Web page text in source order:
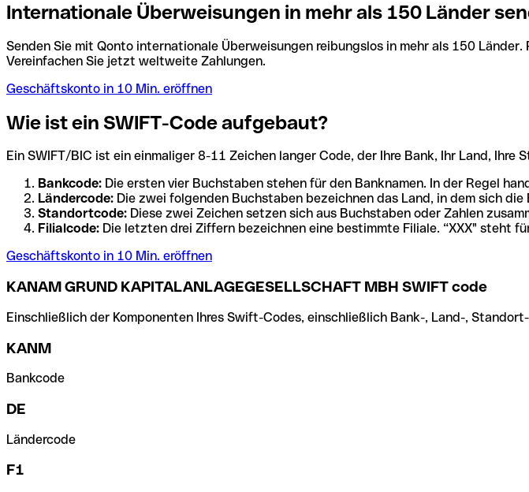
Internationale Überweisungen in mehr als 150 Länder
Senden Sie mit Qonto internationale Überweisungen reibungslos in mehr als 150
Vereinfachen Sie jetzt weltweite Zahlungen.
Geschäftskonto in 10 Min. eröffnen
Wie ist ein SWIFT-Code aufgebaut?
Ein SWIFT/BIC ist ein einmaliger 8-11 Zeichen langer Code, der Ihre Bank, Ihr Land, Ihre
Bankcode: Die ersten vier Buchstaben stehen für den Banknamen. In der Regel
Ländercode: Die zwei folgenden Buchstaben bezeichnen das Land, in dem sich
Standortcode: Diese zwei Zeichen setzen sich aus Buchstaben oder Zahlen
Filialcode: Die letzten drei Ziffern bezeichnen eine bestimmte Filiale. “XXX" steht
Geschäftskonto in 10 Min. eröffnen
KANAM GRUND KAPITALANLAGEGESELLSCHAFT MBH SWIFT code
Einschließlich der Komponenten Ihres Swift-Codes, einschließlich Bank-, Land-,
KANM
Bankcode
DE
Ländercode
F1